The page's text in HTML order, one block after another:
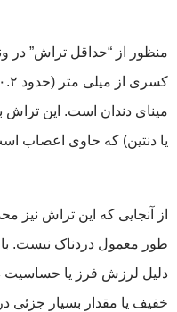
منظور از “حداقل تراش” در
مینای دندان است. این تراش
یا دنتین) که حاوی اعصاب
از آنجایی که این تراش نیز
طور معمول دردناک نیست.
دلیل لرزش فرز یا حساسیت
خفیف یا مقدار بسیار جزئی